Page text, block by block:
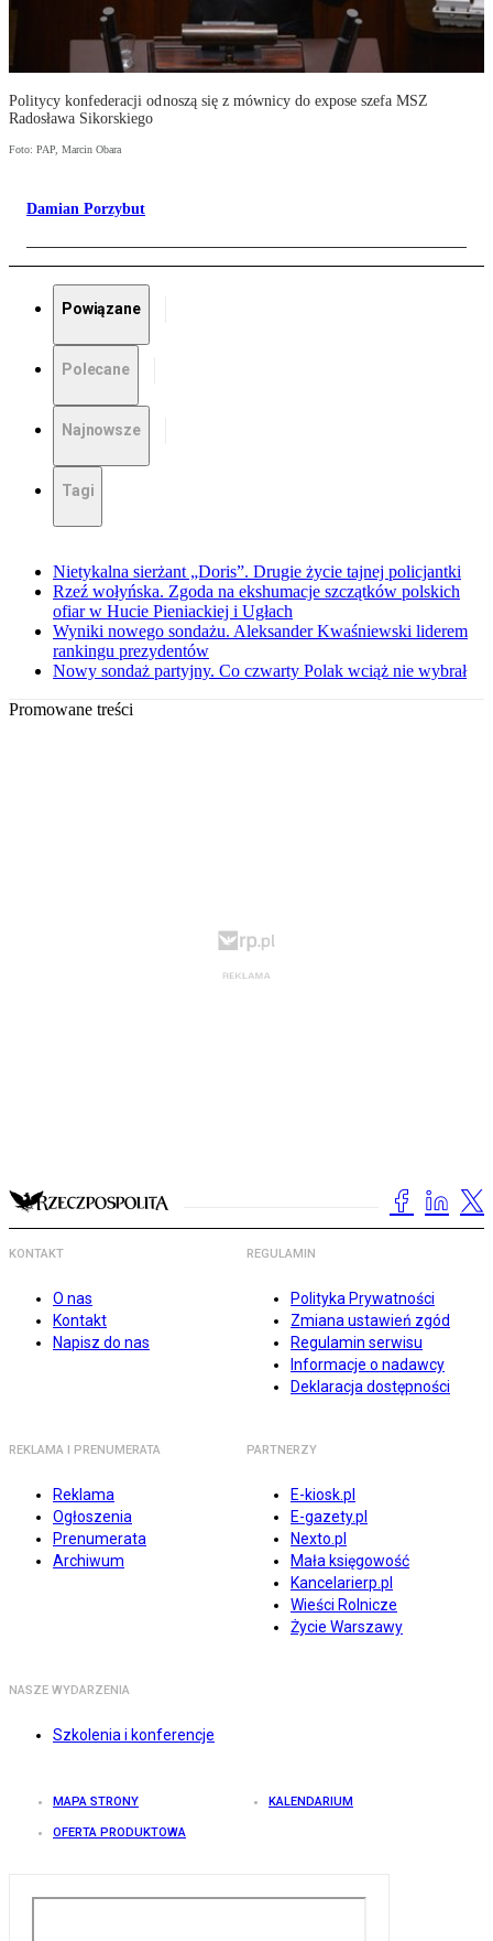
Politycy konfederacji odnoszą się z mównicy do expose szefa MSZ
Radosława Sikorskiego
Foto: PAP, Marcin Obara
Damian Porzybut
Powiązane
Polecane
Najnowsze
Tagi
Nietykalna sierżant „Doris”. Drugie życie tajnej policjantki
Rzeź wołyńska. Zgoda na ekshumacje szczątków polskich
ofiar w Hucie Pieniackiej i Ugłach
Wyniki nowego sondażu. Aleksander Kwaśniewski liderem
rankingu prezydentów
Nowy sondaż partyjny. Co czwarty Polak wciąż nie wybrał
Promowane treści
KONTAKT
O nas
Kontakt
Napisz do nas
REGULAMIN
Polityka Prywatności
Zmiana ustawień zgód
Regulamin serwisu
Informacje o nadawcy
Deklaracja dostępności
REKLAMA I PRENUMERATA
Reklama
Ogłoszenia
Prenumerata
Archiwum
PARTNERZY
E-kiosk.pl
E-gazety.pl
Nexto.pl
Mała księgowość
Kancelarierp.pl
Wieści Rolnicze
Życie Warszawy
NASZE WYDARZENIA
Szkolenia i konferencje
MAPA STRONY KALENDARIUM
OFERTA PRODUKTOWA